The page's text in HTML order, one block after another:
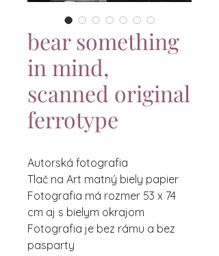
bear something
in mind,
scanned original
ferrotype
Autorská fotografia
Tlač na Art matný biely papier
Fotografia má rozmer 53 x 74
cm aj s bielym okrajom
Fotografia je bez rámu a bez
pasparty